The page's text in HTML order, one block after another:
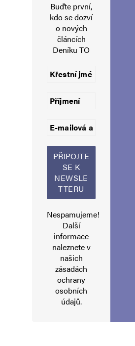
Uložit do prohlížeče jméno, e-mail a
Informujte mě o nových komentářích e-mailem.
Alternative:
Buďte první,
kdo se dozví
o nových
článcích
Deníku TO
Nespamujeme!
Další
informace
naleznete v
našich
zásadách
ochrany
osobních
údajů.